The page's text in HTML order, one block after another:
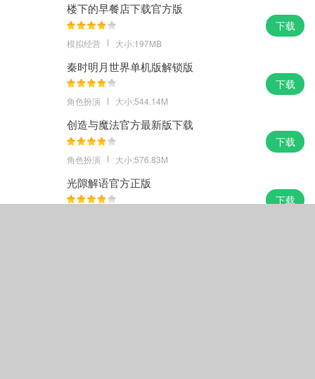
楼下的早餐店下载官方版
模拟经营 大小:197MB
下载
秦时明月世界单机版解锁版
角色扮演 大小:544.14M
下载
创造与魔法官方最新版下载
角色扮演 大小:576.83M
下载
光隙解语官方正版
下载